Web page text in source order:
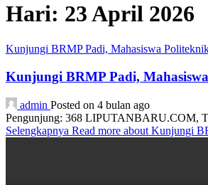
Hari: 23 April 2026
Kunjungi BRMP Padi, Mahasiswa
Kunjungi BRMP Padi,
admin Posted on 4 bulan ago
Pengunjung: 368 LIPUTANBARU.COM,
Selengkapnya Read more about Kunjungi